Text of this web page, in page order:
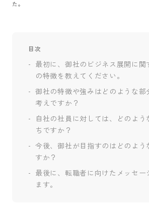
た。
目次
最初に、御社のビジネス展開に関
の特徴を教えてください。
御社の特徴や強みはどのような部
考えですか？
自社の社員に対しては、どのよう
ちですか？
今後、御社が目指すのはどのよう
すか？
最後に、転職者に向けたメッセー
ます。